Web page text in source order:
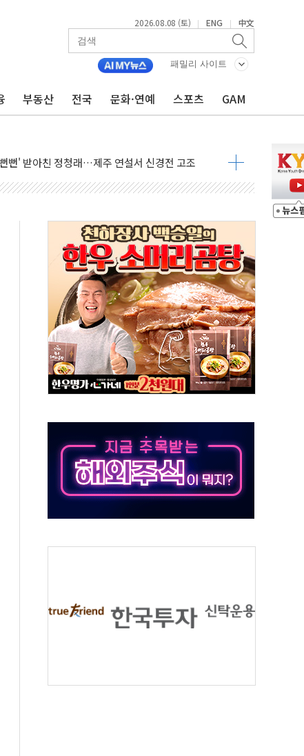
2026.08.08 (토) | ENG | 中文
패밀리 사이트
부동산 전국 문화·연예 스포츠 GAM
질 중 실종 60대 나흘만에 숨진 채 발견
흉기 살해…10대 아들 체포
토 지시…與 "적극 환영"·野 "졸속 국정"
의보…10일까지 최대 3.5m 높은 물결
, 수도 베이징도 부동산 규제 철폐
위 상승으로 피서객 7명 고립…전원 구조
별 멍' 운영…페르세우스 유성우 관측
간당 50mm 이상 폭우…호우경보 발효
대 숨져…온열질환 여부 조사
시험 오전 집중 편성…체감온도 38도 넘으면 중단
기 방지법' 전면 재검토 지시
간당 20~30mm 강한 비...가뭄 해소될 듯
속…내륙 곳곳 소나기
토, 민주당 스스로 원칙 뒤집는 것"
청주·진천 35도, 곳곳 소나기
공소청 출범…피해자들 '범죄 사각지대' 우려
보안 새판 짠다…'자율규제단체' 타진
경선 발표...김민석 '재역전' vs 정청래 '격차 확대'